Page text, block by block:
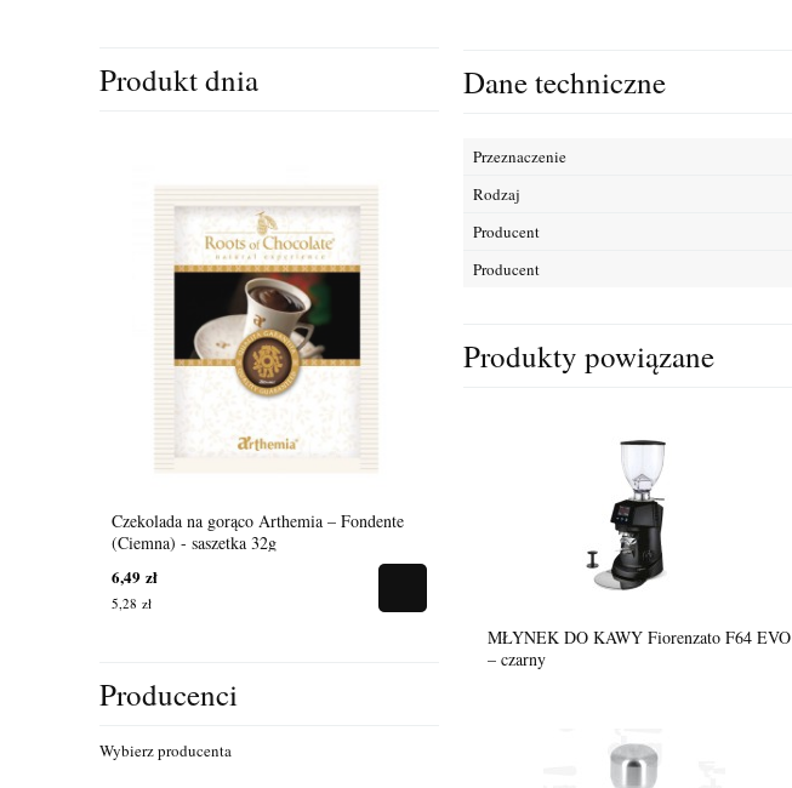
Produkt dnia
Czekolada na gorąco Arthemia – Fondente
(Ciemna) - saszetka 32g
6,49 zł
5,28 zł
Kawa SIPSty Purple Rain 250g
Producenci
Wybierz producenta
Dane techniczne
Przeznaczenie
Rodzaj
Producent
Producent
Produkty powiązane
MŁYNEK DO KAWY Fiorenzato F64 EVO
– czarny